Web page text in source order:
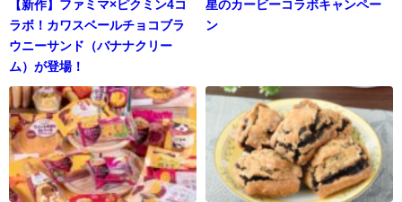
【新作】ファミマ×ピクミン4コ
ラボ！カワスベールチョコブラ
ウニーサンド（バナナクリー
ム）が登場！
星のカービーコラボキャンペー
ン